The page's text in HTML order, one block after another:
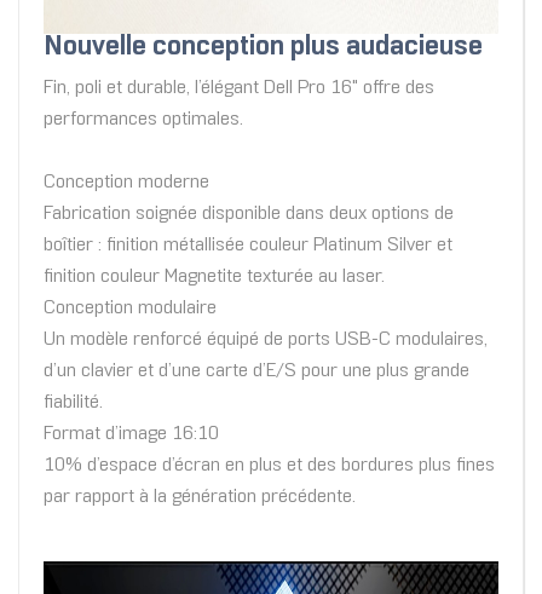
Nouvelle conception plus audacieuse
Fin, poli et durable, l’élégant Dell Pro 16" offre des
performances optimales.
Conception moderne
Fabrication soignée disponible dans deux options de
boîtier : finition métallisée couleur Platinum Silver et
finition couleur Magnetite texturée au laser.
Conception modulaire
Un modèle renforcé équipé de ports USB-C modulaires,
d’un clavier et d’une carte d’E/S pour une plus grande
fiabilité.
Format d’image 16:10
10% d’espace d’écran en plus et des bordures plus fines
par rapport à la génération précédente.